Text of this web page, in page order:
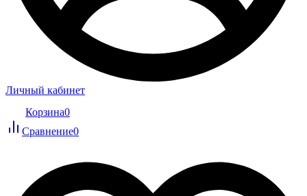
Личный кабинет
Корзина0
Сравнение0